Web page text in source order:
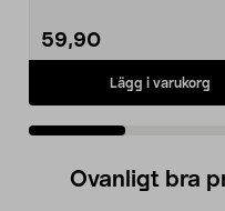
59,90
Lägg i varukorg
Ovanligt bra